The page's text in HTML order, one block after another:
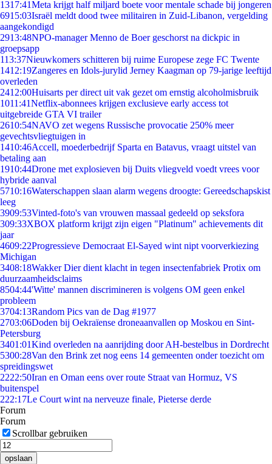
1317:41Meta krijgt half miljard boete voor mentale schade bij jongeren
6915:03Israël meldt dood twee militairen in Zuid-Libanon, vergelding
aangekondigd
2913:48NPO-manager Menno de Boer geschorst na dickpic in
groepsapp
113:37Nieuwkomers schitteren bij ruime Europese zege FC Twente
1412:19Zangeres en Idols-jurylid Jerney Kaagman op 79-jarige leeftijd
overleden
2412:00Huisarts per direct uit vak gezet om ernstig alcoholmisbruik
1011:41Netflix-abonnees krijgen exclusieve early access tot
uitgebreide GTA VI trailer
2610:54NAVO zet wegens Russische provocatie 250% meer
gevechtsvliegtuigen in
1410:46Accell, moederbedrijf Sparta en Batavus, vraagt uitstel van
betaling aan
1910:44Drone met explosieven bij Duits vliegveld voedt vrees voor
hybride aanval
5710:16Waterschappen slaan alarm wegens droogte: Gereedschapskist
leeg
3909:53Vinted-foto's van vrouwen massaal gedeeld op seksfora
309:33XBOX platform krijgt zijn eigen "Platinum" achievements dit
jaar
4609:22Progressieve Democraat El-Sayed wint nipt voorverkiezing
Michigan
3408:18Wakker Dier dient klacht in tegen insectenfabriek Protix om
duurzaamheidsclaims
8504:44'Witte' mannen discrimineren is volgens OM geen enkel
probleem
3704:13Random Pics van de Dag #1977
2703:06Doden bij Oekraïense droneaanvallen op Moskou en Sint-
Petersburg
3401:01Kind overleden na aanrijding door AH-bestelbus in Dordrecht
5300:28Van den Brink zet nog eens 14 gemeenten onder toezicht om
spreidingswet
2222:50Iran en Oman eens over route Straat van Hormuz, VS
buitenspel
222:17Le Court wint na nerveuze finale, Pieterse derde
Forum
Forum
Scrollbar gebruiken
opslaan